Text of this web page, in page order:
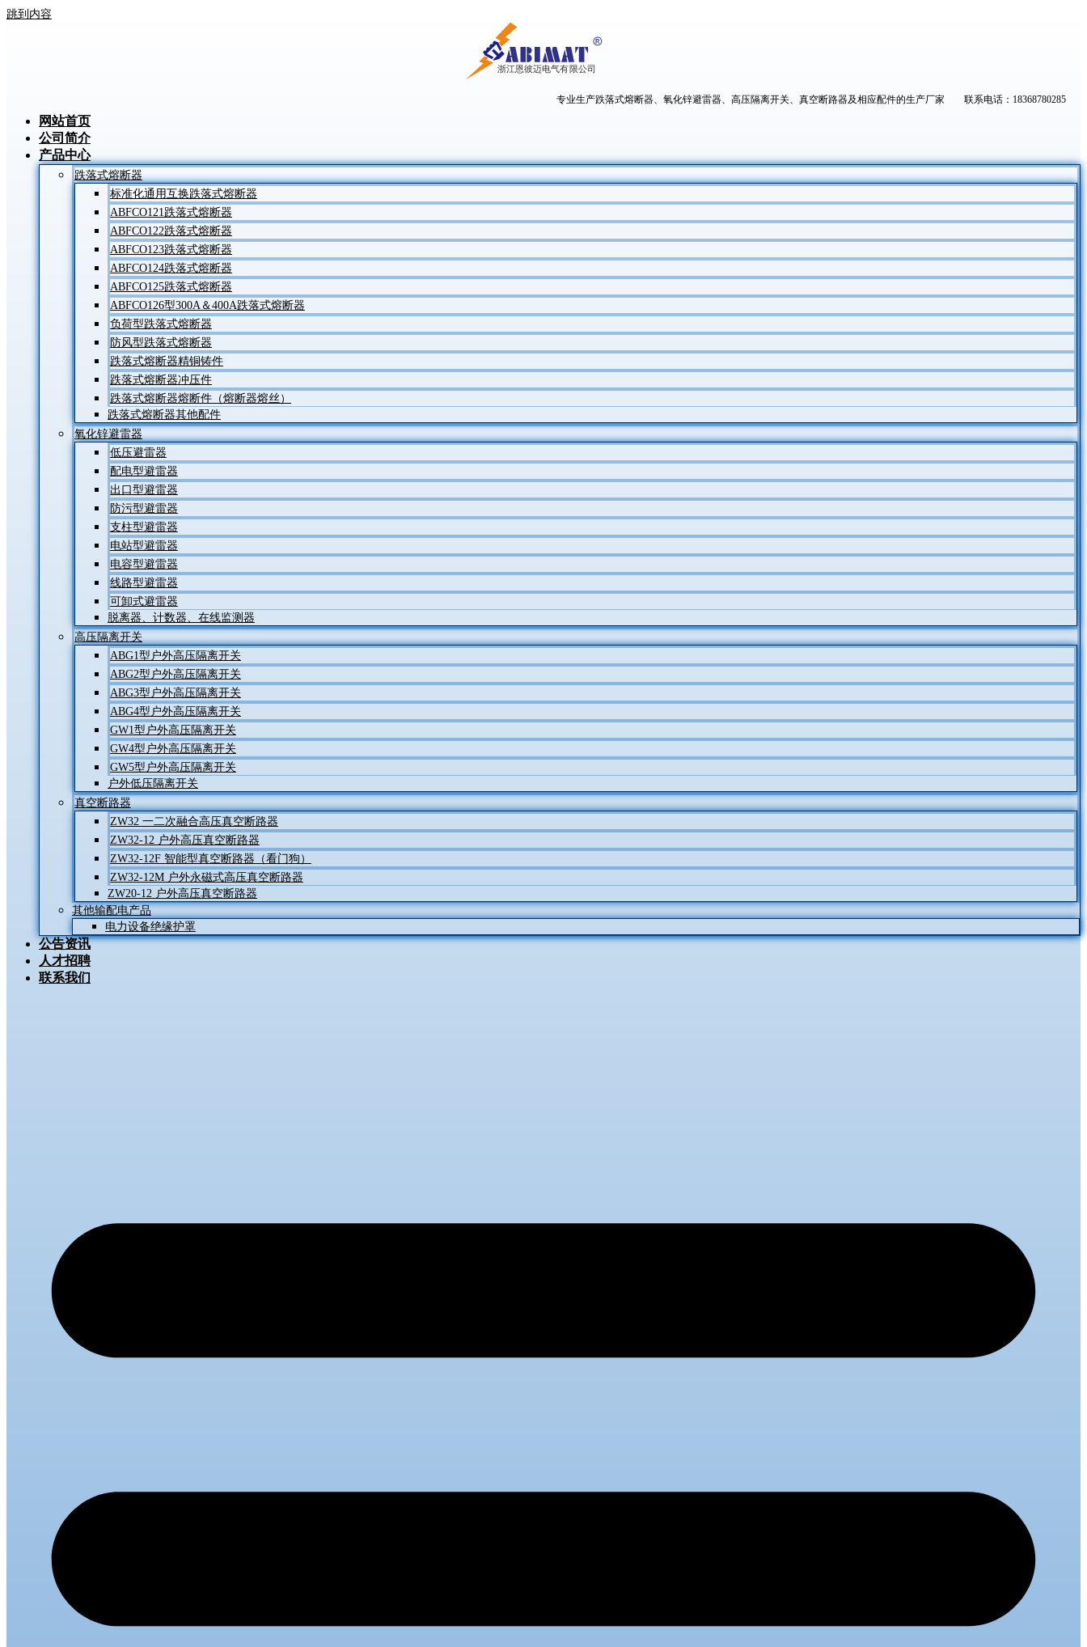
跳到内容
专业生产跌落式熔断器、氧化锌避雷器、高压隔离开关、真空断路器及相应配件的生产厂家 联系电话：18368780285
网站首页
公司简介
产品中心
跌落式熔断器
标准化通用互换跌落式熔断器
ABFCO121跌落式熔断器
ABFCO122跌落式熔断器
ABFCO123跌落式熔断器
ABFCO124跌落式熔断器
ABFCO125跌落式熔断器
ABFCO126型300A＆400A跌落式熔断器
负荷型跌落式熔断器
防风型跌落式熔断器
跌落式熔断器精铜铸件
跌落式熔断器冲压件
跌落式熔断器熔断件（熔断器熔丝）
跌落式熔断器其他配件
氧化锌避雷器
低压避雷器
配电型避雷器
出口型避雷器
防污型避雷器
支柱型避雷器
电站型避雷器
电容型避雷器
线路型避雷器
可卸式避雷器
脱离器、计数器、在线监测器
高压隔离开关
ABG1型户外高压隔离开关
ABG2型户外高压隔离开关
ABG3型户外高压隔离开关
ABG4型户外高压隔离开关
GW1型户外高压隔离开关
GW4型户外高压隔离开关
GW5型户外高压隔离开关
户外低压隔离开关
真空断路器
ZW32 一二次融合高压真空断路器
ZW32-12 户外高压真空断路器
ZW32-12F 智能型真空断路器（看门狗）
ZW32-12M 户外永磁式高压真空断路器
ZW20-12 户外高压真空断路器
其他输配电产品
电力设备绝缘护罩
公告资讯
人才招聘
联系我们